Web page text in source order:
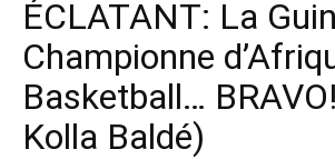
ÉCLATANT: La
Championne
Basketball…
Kolla Baldé)